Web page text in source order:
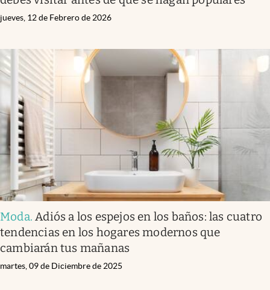
jueves, 12 de Febrero de 2026
Moda.Adiós a los espejos en los baños: las cuatro
tendencias en los hogares modernos que
cambiarán tus mañanas
martes, 09 de Diciembre de 2025